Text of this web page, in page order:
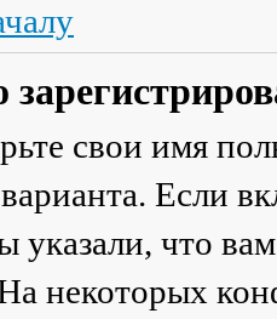
свои имя
Если
указали, что
некоторых